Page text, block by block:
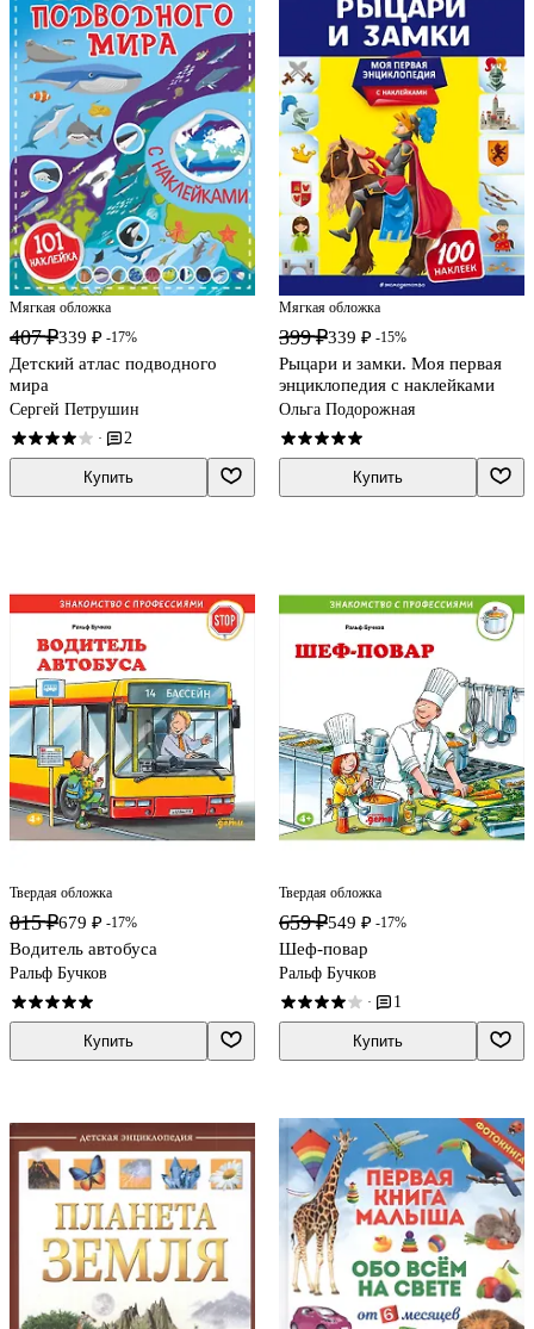
Мягкая обложка
407 ₽339 ₽ -17%
Детский атлас подводного
мира
Сергей Петрушин
· 2
Купить
Мягкая обложка
399 ₽339 ₽ -15%
Рыцари и замки. Моя первая
энциклопедия с наклейками
Ольга Подорожная
Купить
Твердая обложка
815 ₽679 ₽ -17%
Водитель автобуса
Ральф Бучков
Купить
Твердая обложка
659 ₽549 ₽ -17%
Шеф-повар
Ральф Бучков
· 1
Купить